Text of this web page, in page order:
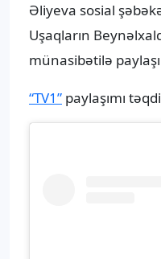
Əliyeva sosial
Uşaqların
münasibətilə
“TV1” paylaşımı